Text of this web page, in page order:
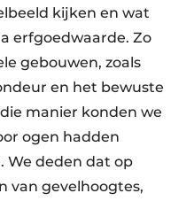
kijken en wat
erfgoedwaarde. Zo
gebouwen, zoals
en het bewuste
manier konden we
ogen hadden
We deden dat op
van gevelhoogtes,